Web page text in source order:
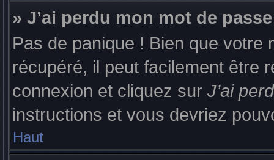
» J’ai perdu mon mot de
Pas de panique ! Bien que votre
récupéré, il peut facilement être
connexion et cliquez sur J’ai
instructions et vous devriez
Haut